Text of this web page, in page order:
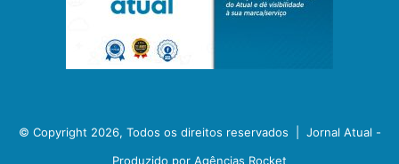
© Copyright 2026, Todos os direitos reservados | Jornal Atual -
Produzido por Agências Rocket